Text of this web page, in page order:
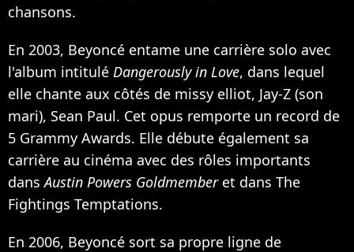
chansons.
En 2003, Beyoncé entame une carrière solo avec
l'album intitulé Dangerously in Love, dans lequel
elle chante aux côtés de missy elliot, Jay-Z (son
mari), Sean Paul. Cet opus remporte un record de
5 Grammy Awards. Elle débute également sa
carrière au cinéma avec des rôles importants
dansAustin Powers Goldmemberet dans The
Fightings Temptations.
En 2006, Beyoncé sort sa propre ligne de